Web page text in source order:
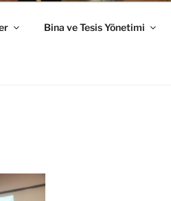
Bina ve Tesis Yönetimi